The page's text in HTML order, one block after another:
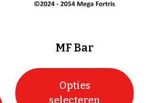
MF Bar
Opties
selecteren